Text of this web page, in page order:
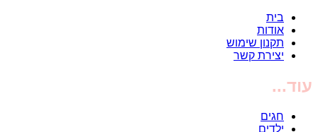
בית
אודות
תקנון שימוש
יצירת קשר
עוד...
חגים
ילדים